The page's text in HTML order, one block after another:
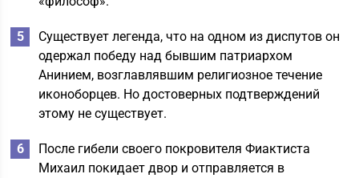
Существует легенда, что на одном из диспутов он
одержал победу над бывшим патриархом
Анинием, возглавлявшим религиозное течение
иконоборцев. Но достоверных подтверждений
этому не существует.
После гибели своего покровителя Фиактиста
Михаил покидает двор и отправляется в